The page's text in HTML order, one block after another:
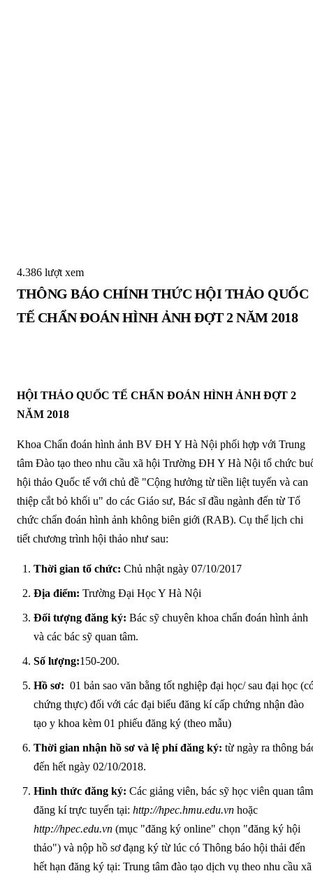
4.386 lượt xem
THÔNG BÁO CHÍNH THỨC HỘI THẢO QUỐC
TẾ CHẨN ĐOÁN HÌNH ẢNH ĐỢT 2 NĂM 2018
HỘI THẢO QUỐC TẾ CHẨN ĐOÁN HÌNH ẢNH ĐỢT 2
NĂM 2018
Khoa Chẩn đoán hình ảnh BV ĐH Y Hà Nội phối hợp với Trung
tâm Đào tạo theo nhu cầu xã hội Trường ĐH Y Hà Nội tổ chức
hội thảo Quốc tế với chủ đề "Cộng hưởng từ tiền liệt tuyến và can
thiệp cắt bỏ khối u" do các Giáo sư, Bác sĩ đầu ngành đến từ Tổ
chức chẩn đoán hình ảnh không biên giới (RAB). Cụ thể lịch chi
tiết chương trình hội thảo như sau:
Thời gian tổ chức: Chủ nhật ngày 07/10/2017
Địa điểm: Trường Đại Học Y Hà Nội
Đối tượng đăng ký: Bác sỹ chuyên khoa chẩn đoán hình ảnh
và các bác sỹ quan tâm.
Số lượng:150-200.
Hồ sơ: 01 bản sao văn bằng tốt nghiệp đại học/ sau đại học
chứng thực) đối với các đại biểu đăng kí cấp chứng nhận đào
tạo y khoa kèm 01 phiếu đăng ký (theo mẫu)
Thời gian nhận hồ sơ và lệ phí đăng ký: từ ngày ra thông
đến hết ngày 02/10/2018.
Hình thức đăng ký: Các giảng viên, bác sỹ học viên quan tâm
đăng kí trực tuyến tại: http://hpec.hmu.edu.vn hoặc
http://hpec.edu.vn (mục "đăng ký online" chọn "đăng ký hội
thảo") và nộp hồ sơ đạng ký từ lúc có Thông báo hội thải đến
hết hạn đăng ký tại: Trung tâm đào tạo dịch vụ theo nhu cầu xã